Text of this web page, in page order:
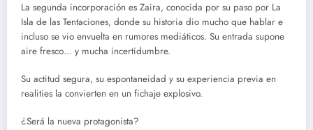
La segunda incorporación es Zaira, conocida por su paso por La
Isla de las Tentaciones, donde su historia dio mucho que hablar e
incluso se vio envuelta en rumores mediáticos. Su entrada supone
aire fresco… y mucha incertidumbre.
Su actitud segura, su espontaneidad y su experiencia previa en
realities la convierten en un fichaje explosivo.
¿Será la nueva protagonista?